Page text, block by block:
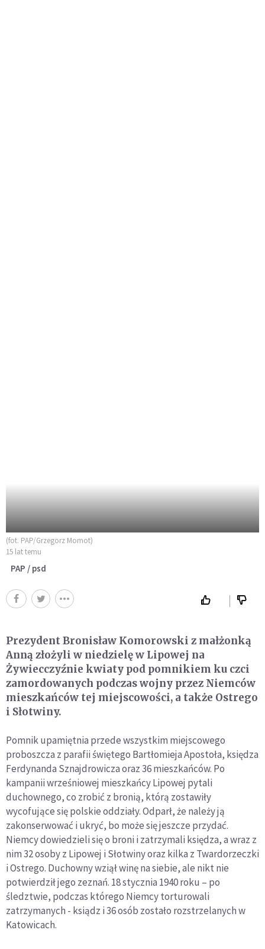
(fot. PAP/Grzegorz Momot)
15 lat temu
PAP / psd
Prezydent Bronisław Komorowski z małżonką
Anną złożyli w niedzielę w Lipowej na
Żywiecczyźnie kwiaty pod pomnikiem ku czci
zamordowanych podczas wojny przez Niemców
mieszkańców tej miejscowości, a także Ostrego
i Słotwiny.
Pomnik upamiętnia przede wszystkim miejscowego
proboszcza z parafii świętego Bartłomieja Apostoła, księdza
Ferdynanda Sznajdrowicza oraz 36 mieszkańców. Po
kampanii wrześniowej mieszkańcy Lipowej pytali
duchownego, co zrobić z bronią, którą zostawiły
wycofujące się polskie oddziały. Odparł, że należy ją
zakonserwować i ukryć, bo może się jeszcze przydać.
Niemcy dowiedzieli się o broni i zatrzymali księdza, a wraz z
nim 32 osoby z Lipowej i Słotwiny oraz kilka z Twardorzeczki
i Ostrego. Duchowny wziął winę na siebie, ale nikt nie
potwierdził jego zeznań. 18 stycznia 1940 roku – po
śledztwie, podczas którego Niemcy torturowali
zatrzymanych - ksiądz i 36 osób zostało rozstrzelanych w
Katowicach.